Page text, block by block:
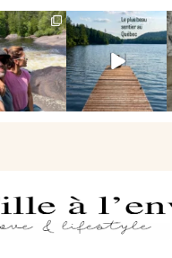
nature.
...
Et si je te disais
qu’il existe un
sentier où tu...
126 37